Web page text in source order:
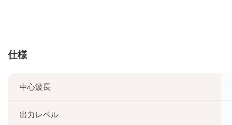
仕様
中心波長
出力レベル